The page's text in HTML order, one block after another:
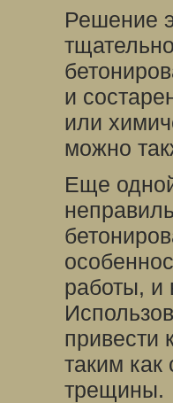
Решение
и
или
можно
Еще
работы, и
привести
таким как
трещины.